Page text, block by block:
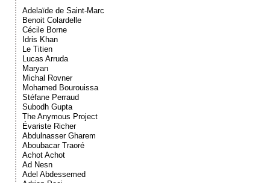
Adelaïde de Saint-Marc
Benoit Colardelle
Cécile Borne
Idris Khan
Le Titien
Lucas Arruda
Maryan
Michal Rovner
Mohamed Bourouissa
Stéfane Perraud
Subodh Gupta
The Anymous Project
Évariste Richer
Abdulnasser Gharem
Aboubacar Traoré
Achot Achot
Ad Nesn
Adel Abdessemed